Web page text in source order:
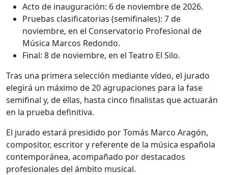
Acto de inauguración: 6 de noviembre de 2026.
Pruebas clasificatorias (semifinales): 7 de
noviembre, en el Conservatorio Profesional de
Música Marcos Redondo.
Final: 8 de noviembre, en el Teatro El Silo.
Tras una primera selección mediante vídeo, el jurado
elegirá un máximo de 20 agrupaciones para la fase
semifinal y, de ellas, hasta cinco finalistas que actuarán
en la prueba definitiva.
El jurado estará presidido por Tomás Marco Aragón,
compositor, escritor y referente de la música española
contemporánea, acompañado por destacados
profesionales del ámbito musical.